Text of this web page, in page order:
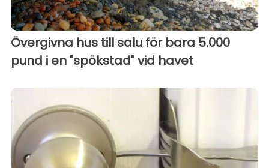
Övergivna hus till salu för bara 5.000
pund i en "spökstad" vid havet